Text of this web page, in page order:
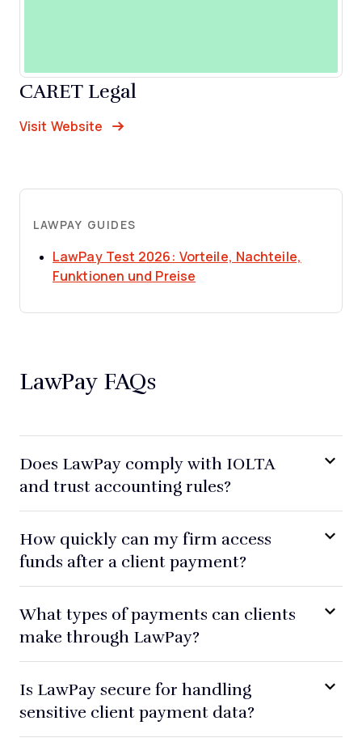
CARET Legal
Visit Website Opens New Window
LAWPAY GUIDES
LawPay Test 2026: Vorteile, Nachteile,
Funktionen und Preise
LawPay FAQs
Does LawPay comply with IOLTA
and trust accounting rules?
How quickly can my firm access
funds after a client payment?
What types of payments can clients
make through LawPay?
Is LawPay secure for handling
sensitive client payment data?